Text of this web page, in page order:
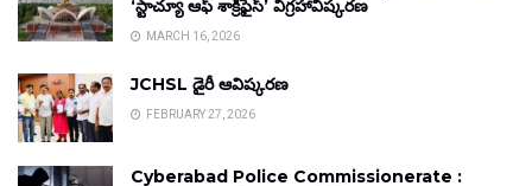
‘స్టాచ్యూ ఆఫ్ శాక్రిఫైస్’ విగ్రహావిష్కరణ
MARCH 16, 2026
JCHSL డైరీ ఆవిష్కరణ
FEBRUARY 27, 2026
Cyberabad Police Commissionerate :